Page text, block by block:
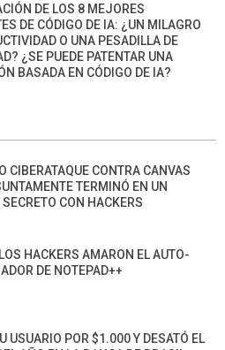
DE LOS 8 MEJORES
DE CÓDIGO DE IA: ¿UN MILAGRO
O UNA PESADILLA DE
¿SE PUEDE PATENTAR UNA
BASADA EN CÓDIGO DE IA?
CIBERATAQUE CONTRA CANVAS
TERMINÓ EN UN
CON HACKERS
HACKERS AMARON EL AUTO-
DE NOTEPAD++
USUARIO POR $1.000 Y DESATÓ EL